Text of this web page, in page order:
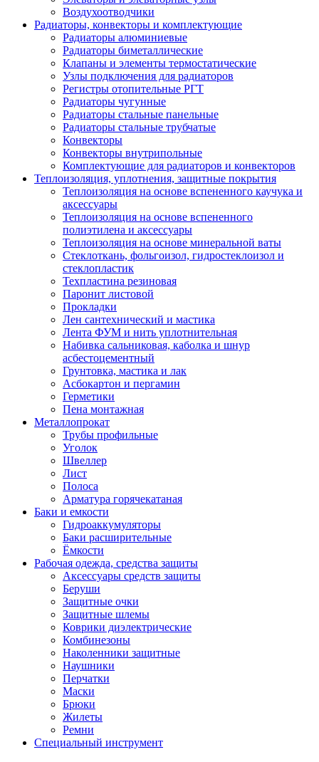
Воздухоотводчики
Радиаторы, конвекторы и комплектующие
Радиаторы алюминиевые
Радиаторы биметаллические
Клапаны и элементы термостатические
Узлы подключения для радиаторов
Регистры отопительные РГТ
Радиаторы чугунные
Радиаторы стальные панельные
Радиаторы стальные трубчатые
Конвекторы
Конвекторы внутрипольные
Комплектующие для радиаторов и конвекторов
Теплоизоляция, уплотнения, защитные покрытия
Теплоизоляция на основе вспененного каучука и
аксессуары
Теплоизоляция на основе вспененного
полиэтилена и аксессуары
Теплоизоляция на основе минеральной ваты
Стеклоткань, фольгоизол, гидростеклоизол и
стеклопластик
Техпластина резиновая
Паронит листовой
Прокладки
Лен сантехнический и мастика
Лента ФУМ и нить уплотнительная
Набивка сальниковая, каболка и шнур
асбестоцементный
Грунтовка, мастика и лак
Асбокартон и пергамин
Герметики
Пена монтажная
Металлопрокат
Трубы профильные
Уголок
Швеллер
Лист
Полоса
Арматура горячекатаная
Баки и емкости
Гидроаккумуляторы
Баки расширительные
Ёмкости
Рабочая одежда, средства защиты
Аксессуары средств защиты
Беруши
Защитные очки
Защитные шлемы
Коврики диэлектрические
Комбинезоны
Наколенники защитные
Наушники
Перчатки
Маски
Брюки
Жилеты
Ремни
Специальный инструмент